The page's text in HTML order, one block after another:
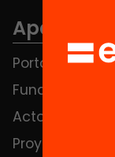
Apartados
Portada
Fundación
Actos
Proyectos